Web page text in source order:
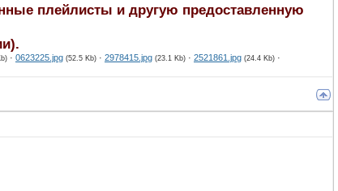
плейлисты и другую предоставленную
· 0623225.jpg (52.5 Kb) · 2978415.jpg (23.1 Kb) · 2521861.jpg (24.4 Kb) ·